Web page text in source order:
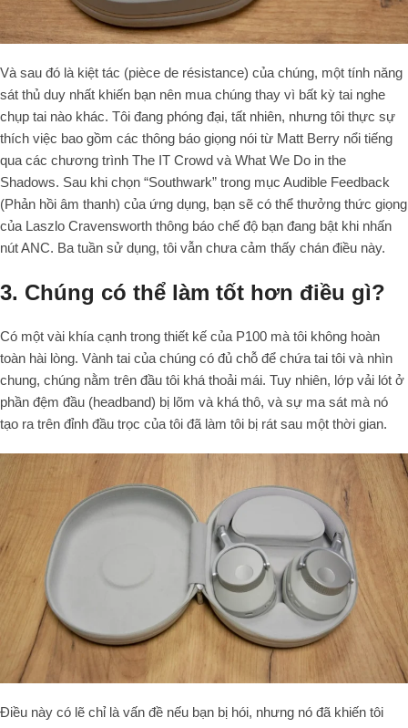
Và sau đó là kiệt tác (pièce de résistance) của chúng, một tính năng
sát thủ duy nhất khiến bạn nên mua chúng thay vì bất kỳ tai nghe
chụp tai nào khác. Tôi đang phóng đại, tất nhiên, nhưng tôi thực sự
thích việc bao gồm các thông báo giọng nói từ Matt Berry nổi tiếng
qua các chương trình The IT Crowd và What We Do in the
Shadows. Sau khi chọn “Southwark” trong mục Audible Feedback
(Phản hồi âm thanh) của ứng dụng, bạn sẽ có thể thưởng thức giọng
của Laszlo Cravensworth thông báo chế độ bạn đang bật khi nhấn
nút ANC. Ba tuần sử dụng, tôi vẫn chưa cảm thấy chán điều này.
3. Chúng có thể làm tốt hơn điều gì?
Có một vài khía cạnh trong thiết kế của P100 mà tôi không hoàn
toàn hài lòng. Vành tai của chúng có đủ chỗ để chứa tai tôi và nhìn
chung, chúng nằm trên đầu tôi khá thoải mái. Tuy nhiên, lớp vải lót ở
phần đệm đầu (headband) bị lõm và khá thô, và sự ma sát mà nó
tạo ra trên đỉnh đầu trọc của tôi đã làm tôi bị rát sau một thời gian.
Điều này có lẽ chỉ là vấn đề nếu bạn bị hói, nhưng nó đã khiến tôi